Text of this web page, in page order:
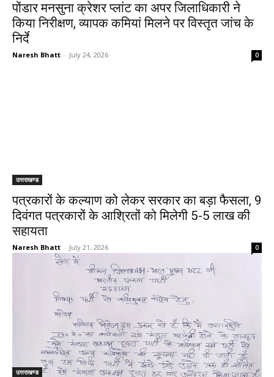
पोंडार मनसुना क्रेशर प्लांट का अपर जिलाधिकारी ने
किया निरीक्षण, व्यापक कमियां मिलने पर विस्तृत जांच के
निर्दे
Naresh Bhatt - July 24, 2026 0
उत्तराखण्ड
पत्रकारों के कल्याण को लेकर सरकार का बड़ा फैसला, 9
दिवंगत पत्रकारों के आश्रितों को मिलेगी ₹5-5 लाख की
सहायता
Naresh Bhatt - July 21, 2026 0
उत्तराखण्ड